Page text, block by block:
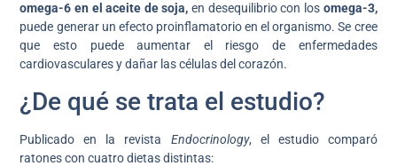
omega-6 en el aceite de soja, en desequilibrio con los omega-3,
puede generar un efecto proinflamatorio en el organismo. Se cree
que esto puede aumentar el riesgo de enfermedades
cardiovasculares y dañar las células del corazón.
¿De qué se trata el estudio?
Publicado en la revista Endocrinology, el estudio comparó
ratones con cuatro dietas distintas: